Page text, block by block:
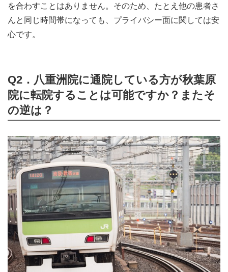
を合わすことはありません。そのため、たとえ他の患者さ
んと同じ時間帯になっても、プライバシー面に関しては安
心です。
Q2．八重洲院に通院している方が秋葉原
院に転院することは可能ですか？またそ
の逆は？